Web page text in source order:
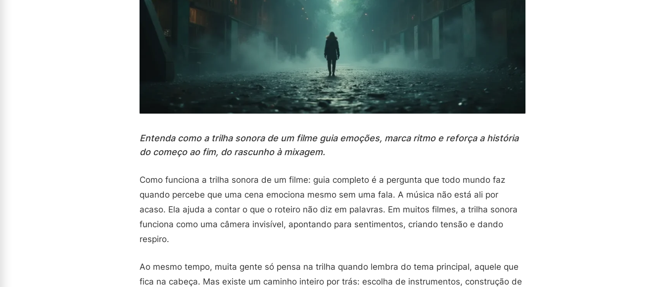
Entenda como a trilha sonora de um filme guia emoções, marca ritmo e reforça a história
do começo ao fim, do rascunho à mixagem.
Como funciona a trilha sonora de um filme: guia completo é a pergunta que todo mundo faz
quando percebe que uma cena emociona mesmo sem uma fala. A música não está ali por
acaso. Ela ajuda a contar o que o roteiro não diz em palavras. Em muitos filmes, a trilha sonora
funciona como uma câmera invisível, apontando para sentimentos, criando tensão e dando
respiro.
Ao mesmo tempo, muita gente só pensa na trilha quando lembra do tema principal, aquele que
fica na cabeça. Mas existe um caminho inteiro por trás: escolha de instrumentos, construção de